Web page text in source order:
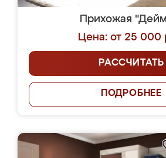
Прихожая
Цена: от 25 000
РАССЧИТАТЬ
ПОДРОБНЕЕ